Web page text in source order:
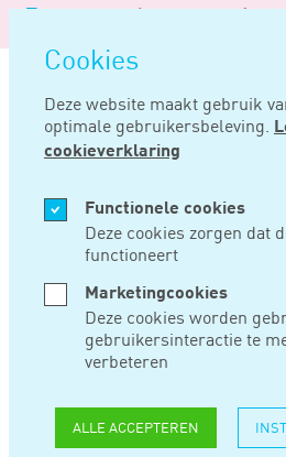
overslaan
Cookies
Deze website maakt gebruik
optimale gebruikersbeleving.
cookieverklaring
Functionele cookies
Deze cookies zorgen dat
functioneert
Marketingcookies
Deze cookies worden
gebruikersinteractie te
verbeteren
ALLE ACCEPTEREN
Logo
Noord
Negentig
Home Nieuws Onnauwkeurige
MEI 19, 2021
GPS-
verkeerd geparkeerde auto
coördinaten geven niet het